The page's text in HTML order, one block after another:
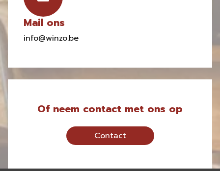
Mail ons
info@winzo.be
Of neem contact met ons op
Contact